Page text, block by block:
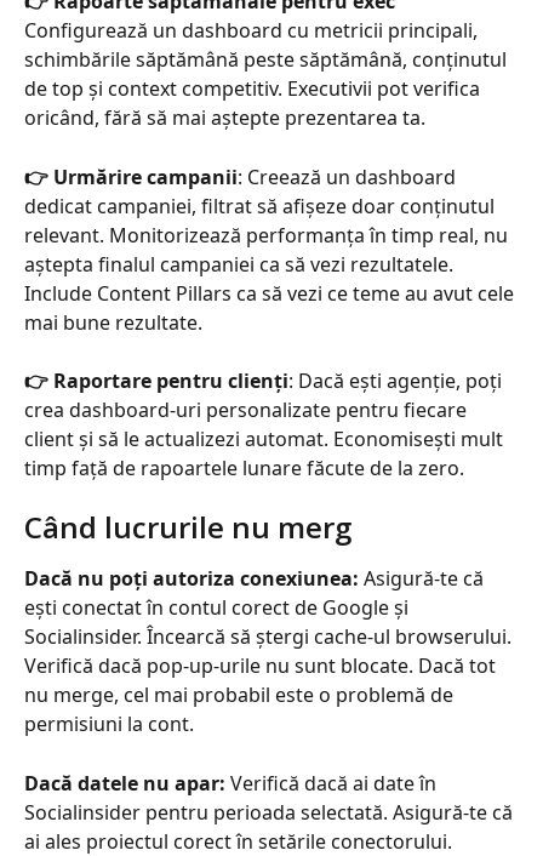
Configurează un dashboard cu metricii principali,
schimbările săptămână peste săptămână, conținutul
de top și context competitiv. Executivii pot verifica
oricând, fără să mai aștepte prezentarea ta.
👉 Urmărire campanii: Creează un dashboard
dedicat campaniei, filtrat să afișeze doar conținutul
relevant. Monitorizează performanța în timp real, nu
aștepta finalul campaniei ca să vezi rezultatele.
Include Content Pillars ca să vezi ce teme au avut cele
mai bune rezultate.
👉 Raportare pentru clienți: Dacă ești agenție, poți
crea dashboard-uri personalizate pentru fiecare
client și să le actualizezi automat. Economisești mult
timp față de rapoartele lunare făcute de la zero.
Când lucrurile nu merg
Dacă nu poți autoriza conexiunea: Asigură-te că
ești conectat în contul corect de Google și
Socialinsider. Încearcă să ștergi cache-ul browserului.
Verifică dacă pop-up-urile nu sunt blocate. Dacă tot
nu merge, cel mai probabil este o problemă de
permisiuni la cont.
Dacă datele nu apar: Verifică dacă ai date în
Socialinsider pentru perioada selectată. Asigură-te că
ai ales proiectul corect în setările conectorului.